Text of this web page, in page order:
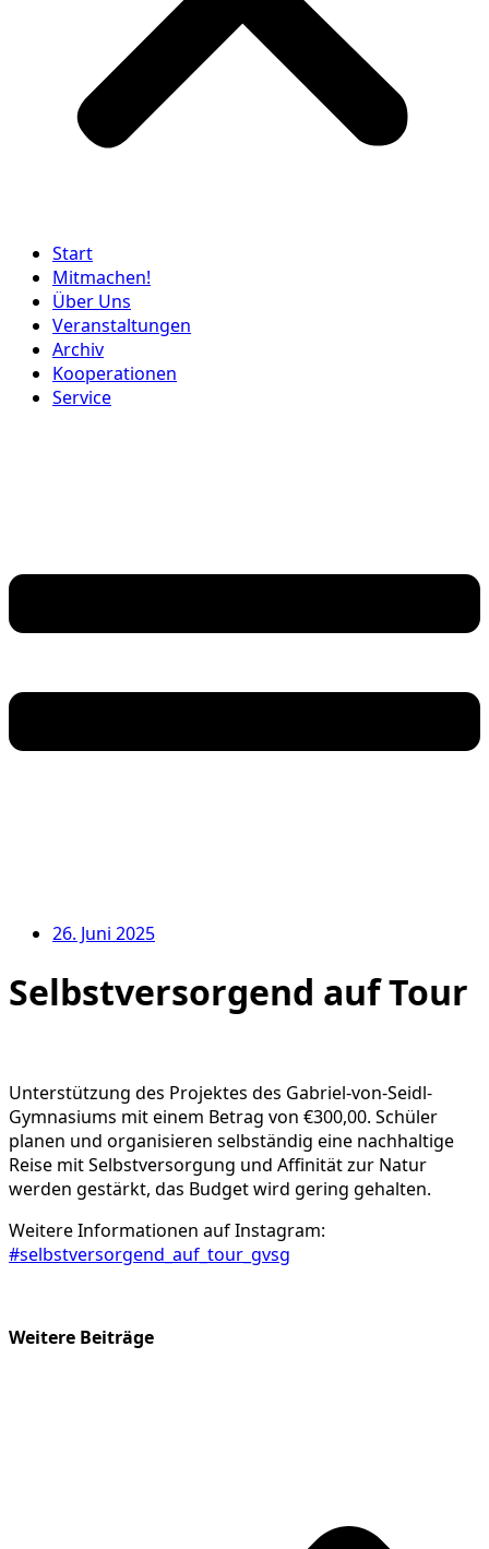
Start
Mitmachen!
Über Uns
Veranstaltungen
Archiv
Kooperationen
Service
26. Juni 2025
Selbstversorgend auf Tour
Unterstützung des Projektes des Gabriel-von-Seidl-
Gymnasiums mit einem Betrag von €300,00. Schüler
planen und organisieren selbständig eine nachhaltige
Reise mit Selbstversorgung und Affinität zur Natur
werden gestärkt, das Budget wird gering gehalten.
Weitere Informationen auf Instagram:
#selbstversorgend_auf_tour_gvsg
Weitere Beiträge